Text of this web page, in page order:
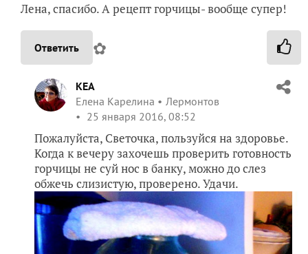
Лена, спасибо. А рецепт горчицы- вообще супер!
Ответить ✿
KEA
Елена Карелина
Лермонтов
25 января 2016, 08:52
Пожалуйста, Светочка, пользуйся на здоровье.
Когда к вечеру захочешь проверить готовность
горчицы не суй нос в банку, можно до слез
обжечь слизистую, проверено. Удачи.